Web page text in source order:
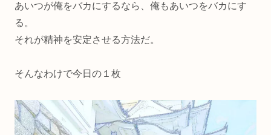
あいつが俺をバカにするなら、俺もあいつをバカにす
る。
それが精神を安定させる方法だ。
そんなわけで今日の１枚